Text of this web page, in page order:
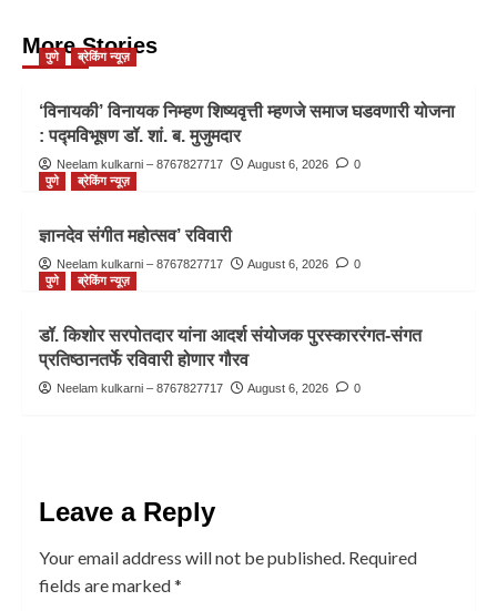
More Stories
पुणे ब्रेकिंग न्यूज़
‘विनायकी’ विनायक निम्हण शिष्यवृत्ती म्हणजे समाज घडवणारी योजना
: पद्मविभूषण डॉ. शां. ब. मुजुमदार
Neelam kulkarni – 8767827717 August 6, 2026
0
पुणे
ब्रेकिंग न्यूज़
ज्ञानदेव संगीत महोत्सव’ रविवारी
Neelam kulkarni – 8767827717 August 6, 2026
0
पुणे
ब्रेकिंग न्यूज़
डॉ. किशोर सरपोतदार यांना आदर्श संयोजक पुरस्काररंगत-संगत
प्रतिष्ठानतर्फे रविवारी होणार गौरव
Neelam kulkarni – 8767827717 August 6, 2026 0
Leave a Reply
Your email address will not be published. Required
fields are marked*